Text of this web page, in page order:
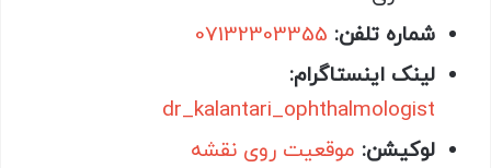
شماره تلفن: 07132303355
لینک اینستاگرام:
dr_kalantari_ophthalmologist
لوکیشن: موقعیت روی نقشه